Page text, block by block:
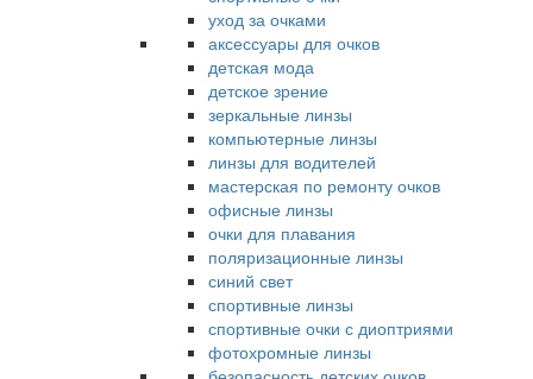
уход за очками
аксессуары для очков
детская мода
детское зрение
зеркальные линзы
компьютерные линзы
линзы для водителей
мастерская по ремонту очков
офисные линзы
очки для плавания
поляризационные линзы
синий свет
спортивные линзы
спортивные очки с диоптриями
фотохромные линзы